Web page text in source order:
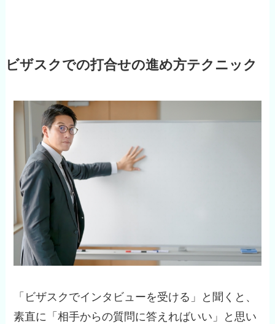
ビザスクでの打合せの進め方テクニック
「ビザスクでインタビューを受ける」と聞くと、
素直に「相手からの質問に答えればいい」と思い